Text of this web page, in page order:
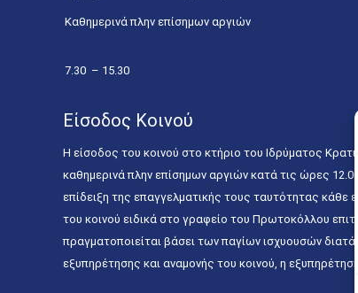
Καθημερινά πλην επίσημων αργιών
7.30 – 15.30
Είσοδος Κοινού
Η είσοδος του κοινού στο κτήριο του Ιδρύματος
καθημερινά πλην επίσημων αργιών κατά τις ώρες
επίδειξη της επαγγελματικής τους ταυτότητας
του κοινού ειδικά στο γραφείο του Πρωτοκόλλου
πραγματοποιείται βάσει των παγίων ισχυουσών
εξυπηρέτησης και αναμονής του κοινού, η